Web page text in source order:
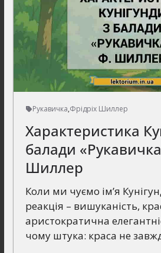
Рукавичка,Фрідріх Шиллер
Характеристика
балади
Шиллер
Коли ми чуємо ім’я
реакція – вишуканість,
аристократична
чому штука: краса не